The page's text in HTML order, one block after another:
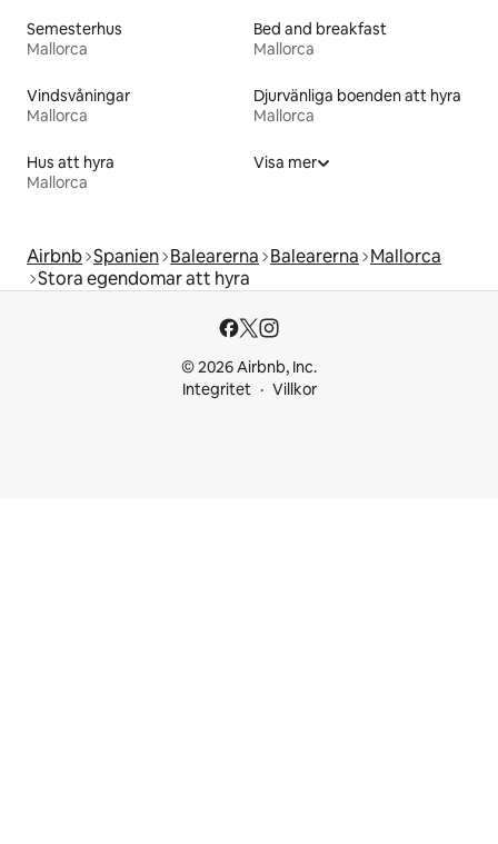
Semesterhus
Mallorca
Bed and breakfast
Mallorca
Vindsvåningar
Mallorca
Djurvänliga boenden att hyra
Mallorca
Hus att hyra
Mallorca
Visa mer
Airbnb Spanien Balearerna Balearerna Mallorca
Stora egendomar att hyra
© 2026 Airbnb, Inc.
Integritet
Villkor